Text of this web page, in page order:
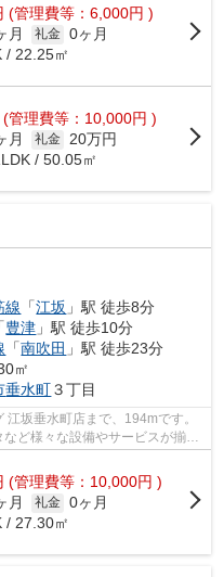
(管理費等：6,000円 )
月 礼金 0ヶ月
/ 22.25㎡
(管理費等：10,000円 )
月 礼金 20万円
/ 50.05㎡
線 「江坂 」駅 徒歩8分
「豊津 」駅 徒歩10分
「南吹田 」駅 徒歩23分
㎡
垂水町３丁目
坂垂水町店まで、194mです。
ど様々な設備やサービスが揃っ
(管理費等：10,000円 )
月 礼金 0ヶ月
/ 27.30㎡